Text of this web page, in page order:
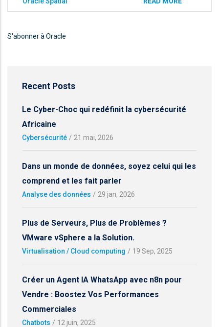
S'abonner à Oracle
Recent Posts
Le Cyber-Choc qui redéfinit la cybersécurité
Africaine
Cybersécurité / 21 mai, 2026
Dans un monde de données, soyez celui qui les
comprend et les fait parler
Analyse des données / 29 jan, 2026
Plus de Serveurs, Plus de Problèmes ?
VMware vSphere a la Solution.
Virtualisation / Cloud computing / 19 Sep, 2025
Créer un Agent IA WhatsApp avec n8n pour
Vendre : Boostez Vos Performances
Commerciales
Chatbots / 12 juin, 2025